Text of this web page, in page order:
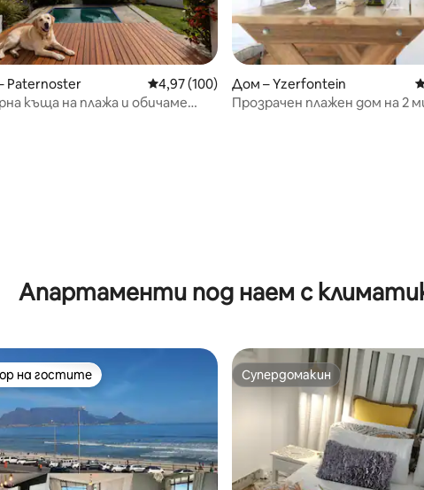
от 5, 163 отзива
Paternoster Средна оценка: 4,97 от 5, 100 отзива
4,97 (100)
къща на плажа и обичаме
Дом – Yzerfontein
Прозрачен плажен дом на 2
Апартаменти под наем с
на гостите
на гостите Супердомакин
Супердомакин